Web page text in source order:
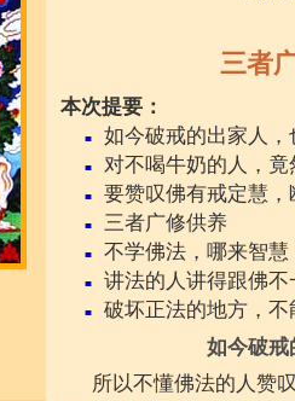
三者广修供
本次提要：
■ 如今破戒的出家人
■ 对不喝牛奶的人，
■ 要赞叹佛有戒定慧
■ 三者广修供养
■ 不学佛法，哪来智慧
■ 讲法的人讲得跟佛
■ 破坏正法的地方，
如今破戒
所以不懂佛法的人赞